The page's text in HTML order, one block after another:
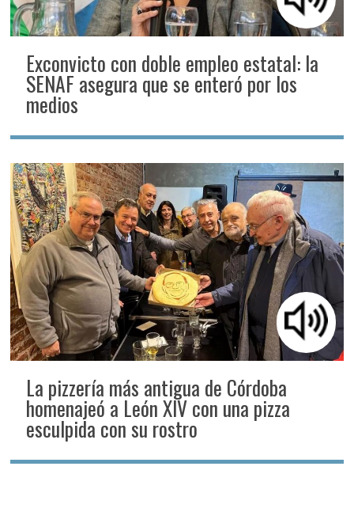
Exconvicto con doble empleo estatal: la
SENAF asegura que se enteró por los
medios
La pizzería más antigua de Córdoba
homenajeó a León XIV con una pizza
esculpida con su rostro